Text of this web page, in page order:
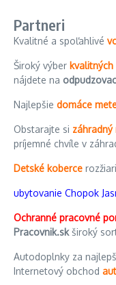
Partneri
Kvalitné a spoľahlivé
Široký výber
nájdete na
Najlepšie domáce
Obstarajte si
príjemné chvíle v
Detské koberce
ubytovanie Chopok
Ochranné pracovné
Pracovnik.skširoký
Autodoplnky za
Internetový obchod